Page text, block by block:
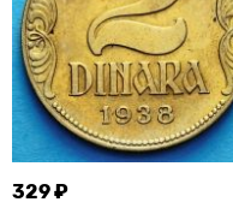
329 ₽